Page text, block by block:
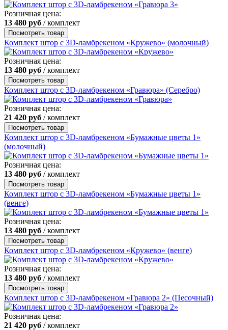
Розничная цена:
13 480 руб / комплект
Посмотреть товар
Комплект штор с 3D-ламбрекеном «Кружево» (молочный)
Розничная цена:
13 480 руб / комплект
Посмотреть товар
Комплект штор с 3D-ламбрекеном «Гравюра» (Серебро)
Розничная цена:
21 420 руб / комплект
Посмотреть товар
Комплект штор с 3D-ламбрекеном «Бумажные цветы 1»
(молочный)
Розничная цена:
13 480 руб / комплект
Посмотреть товар
Комплект штор с 3D-ламбрекеном «Бумажные цветы 1»
(венге)
Розничная цена:
13 480 руб / комплект
Посмотреть товар
Комплект штор с 3D-ламбрекеном «Кружево» (венге)
Розничная цена:
13 480 руб / комплект
Посмотреть товар
Комплект штор с 3D-ламбрекеном «Гравюра 2» (Песочный)
Розничная цена:
21 420 руб / комплект